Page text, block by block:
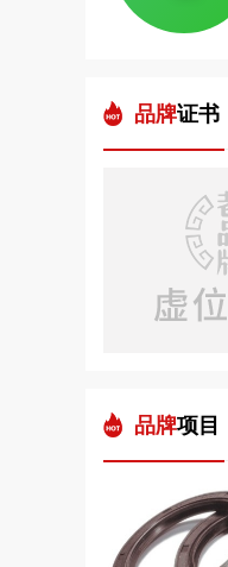
品牌证书
品牌项目